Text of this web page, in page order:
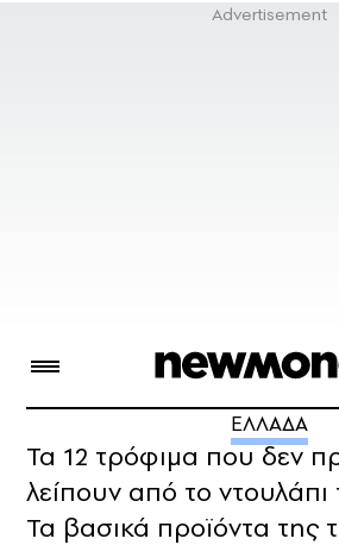
ΕΛΛΑΔΑ
Τα 12 τρόφιμα που δεν
λείπουν από το ντουλάπι
Τα βασικά προϊόντα της